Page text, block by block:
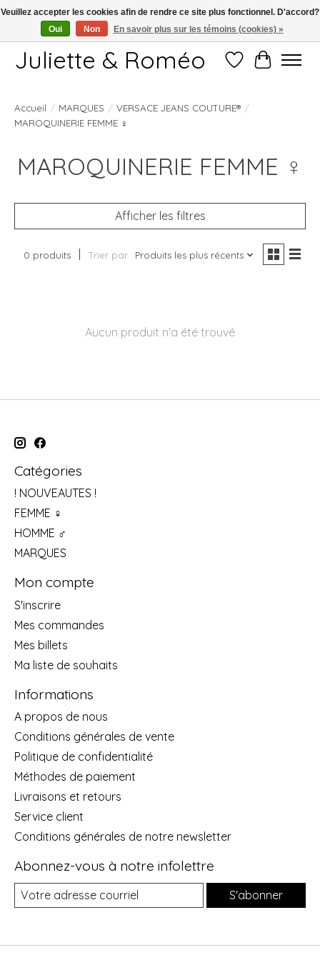
Free shipping starting at 249€
Juliette & Roméo Liste dePanier
Accueil / MARQUES / VERSACE JEANS COUTURE® /
MAROQUINERIE FEMME ♀
MAROQUINERIE FEMME ♀
Afficher les filtres
0 produits Trier par Produits les plus récents
Aucun produit n'a été trouvé
Catégories
! NOUVEAUTES !
FEMME ♀
HOMME ♂
MARQUES
Mon compte
S'inscrire
Mes commandes
Mes billets
Ma liste de souhaits
Informations
A propos de nous
Conditions générales de vente
Politique de confidentialité
Méthodes de paiement
Livraisons et retours
Service client
Conditions générales de notre newsletter
Abonnez-vous à notre infolettre
S'abonner
Veuillez accepter les cookies afin de rendre ce site plus fonctionnel. D'accord?
Oui
Non En savoir plus sur les témoins (cookies) »